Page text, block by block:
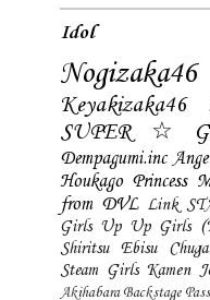
Idol
Nogizaka46
Keyakizaka46
Dempagumi.inc
Houkago Princess
from DVL Link
Girls Up Up Girls
Shiritsu Ebisu
Steam Girls Kamen
Akihabara Backstage Pass